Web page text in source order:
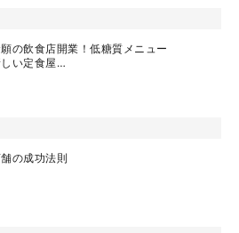
の飲食店開業！低糖質メニュー
い定食屋…
の成功法則